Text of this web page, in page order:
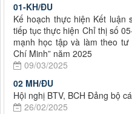
01-KH/ĐU
Kế hoạch thực hiện Kết luận
tiếp tục thực hiện Chỉ thị số
mạnh học tập và làm theo
Chí Minh” năm 2025
09/03/2025
02 MH/ĐU
Hội nghị BTV, BCH Đảng bộ
26/02/2025